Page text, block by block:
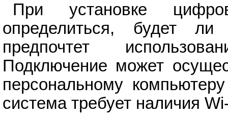
При установке
определиться, будет
предпочтет
Подключение может
персональному
система требует наличия